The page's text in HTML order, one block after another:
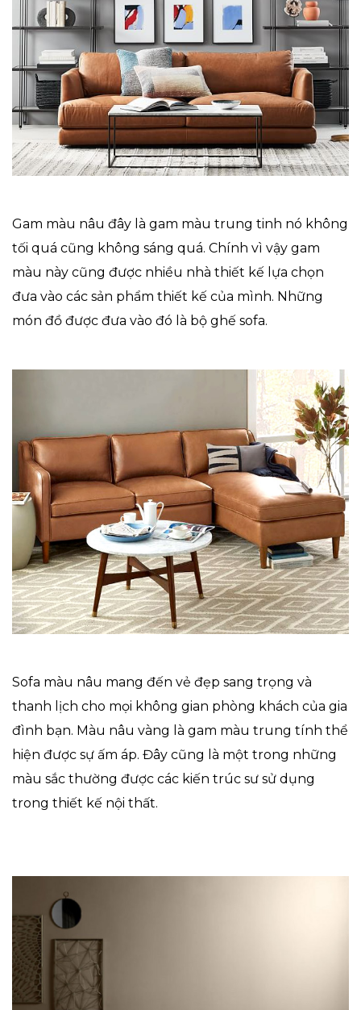
Gam màu nâu đây là gam màu trung tinh nó không
tối quá cũng không sáng quá. Chính vì vậy gam
màu này cũng được nhiều nhà thiết kế lựa chọn
đưa vào các sản phẩm thiết kế của mình. Những
món đồ được đưa vào đó là bộ ghế sofa.
Sofa màu nâu mang đến vẻ đẹp sang trọng và
thanh lịch cho mọi không gian phòng khách của gia
đình bạn. Màu nâu vàng là gam màu trung tính thể
hiện được sự ấm áp. Đây cũng là một trong những
màu sắc thường được các kiến trúc sư sử dụng
trong thiết kế nội thất.